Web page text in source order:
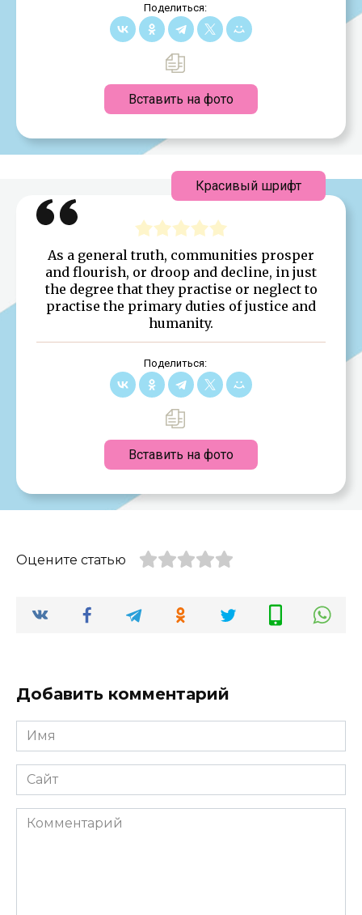
Поделиться:
Вставить на фото
As a general truth, communities prosper
and flourish, or droop and decline, in just
the degree that they practise or neglect to
practise the primary duties of justice and
humanity.
Поделиться:
Вставить на фото
Красивый шрифт
Оцените статью
Добавить комментарий
Имя
*
Сайт
Комментарий